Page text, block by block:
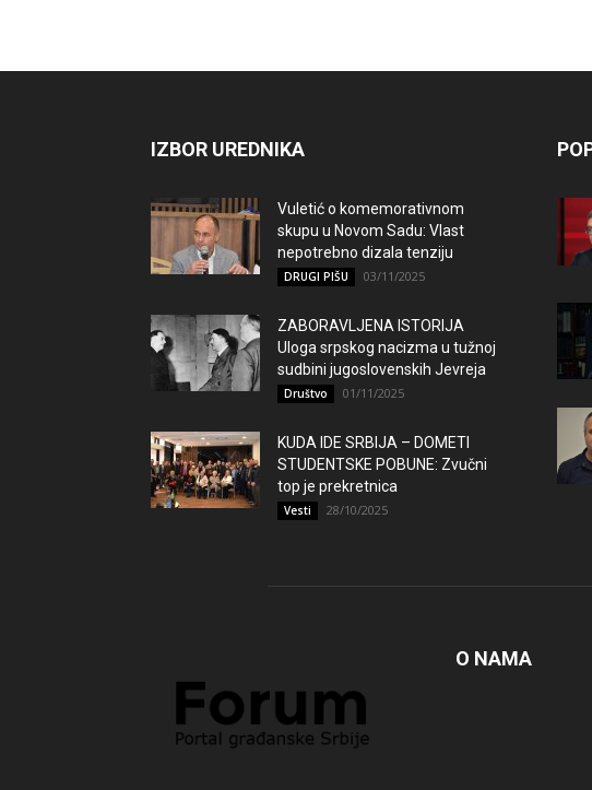
IZBOR UREDNIKA
Vuletić o komemorativnom
skupu u Novom Sadu: Vlast
nepotrebno dizala tenziju
DRUGI PIŠU 03/11/2025
ZABORAVLJENA ISTORIJA
Uloga srpskog nacizma u tužnoj
sudbini jugoslovenskih Jevreja
Društvo 01/11/2025
KUDA IDE SRBIJA – DOMETI
STUDENTSKE POBUNE: Zvučni
top je prekretnica
Vesti 28/10/2025
O NAMA